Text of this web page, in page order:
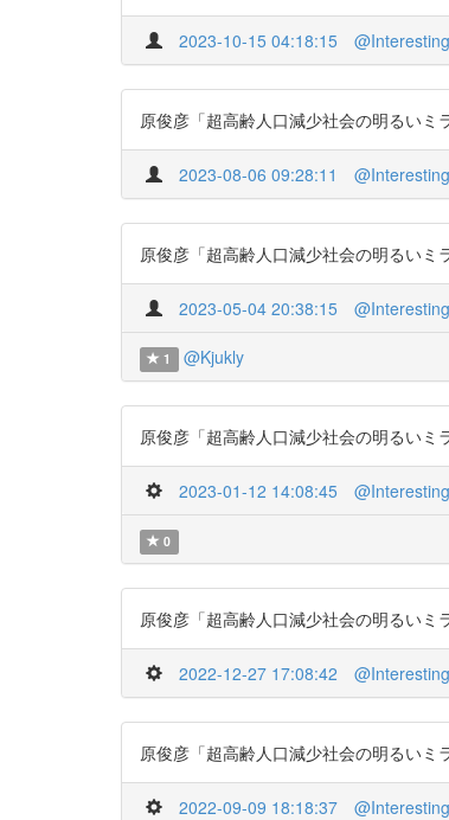
2023-10-15 04:18:15
原俊彦「超高齢人口減少社会の明るい
2023-08-06 09:28:11
原俊彦「超高齢人口減少社会の明るい
2023-05-04 20:38:15
1 @Kjukly
原俊彦「超高齢人口減少社会の明るい
2023-01-12 14:08:45
0
原俊彦「超高齢人口減少社会の明るい
2022-12-27 17:08:42
原俊彦「超高齢人口減少社会の明るい
2022-09-09 18:18:37